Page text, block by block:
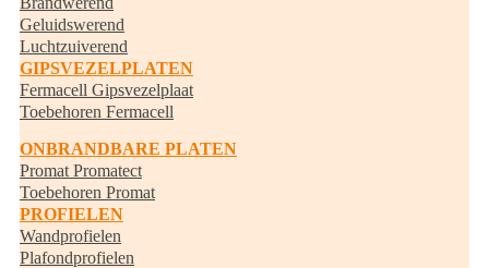
Geluidswerend
Luchtzuiverend
GIPSVEZELPLATEN
Fermacell Gipsvezelplaat
Toebehoren Fermacell
ONBRANDBARE PLATEN
Promat Promatect
Toebehoren Promat
PROFIELEN
Wandprofielen
Plafondprofielen